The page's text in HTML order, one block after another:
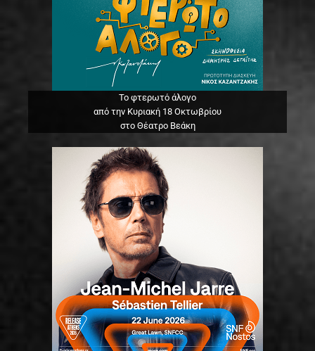
Το φτερωτό άλογο
από την Κυριακή 18 Οκτωβρίου
στο Θέατρο Βεάκη